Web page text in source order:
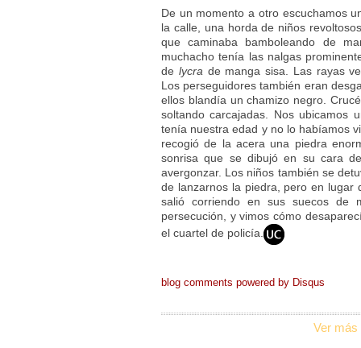
De un momento a otro escuchamos
la calle, una horda de niños
que caminaba bamboleando de
muchacho tenía las nalgas
de lycra de manga sisa. Las rayas
Los perseguidores también eran
ellos blandía un chamizo negro.
soltando carcajadas. Nos ubicamos
tenía nuestra edad y no lo habíamos
recogió de la acera una piedra
sonrisa que se dibujó en su cara
avergonzar. Los niños también se
de lanzarnos la piedra, pero en
salió corriendo en sus suecos de
persecución, y vimos cómo
el cuartel de policía.
blog comments powered by Disqus
Ver más